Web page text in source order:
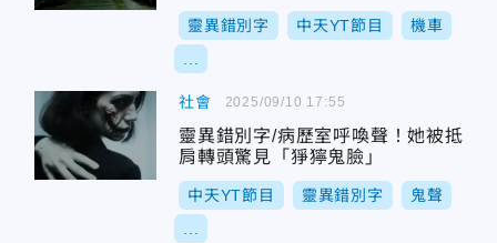
靈異錯別字 中天YT節目 機車
社會
靈異錯別字/病歷室呼喚聲！她被抵
肩轉頭驚見「猙獰鬼臉」
中天YT節目 靈異錯別字 鬼聲
2025/09/10 17:55